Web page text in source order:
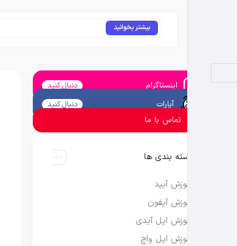
بیشتر بخوانید
اینستاگرام دنبال کنید
آپارات دنبال کنید
تماس با ما
دسته بندی ها
آموزش آیپد
آموزش آیفون
آموزش اپل آیدی
آموزش اپل واچ